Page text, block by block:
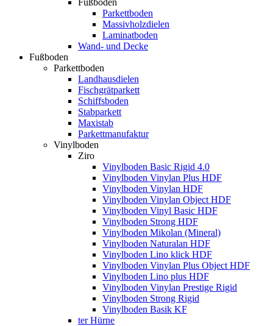
Parkettboden
Massivholzdielen
Laminatboden
Wand- und Decke
Fußboden
Parkettboden
Landhausdielen
Fischgrätparkett
Schiffsboden
Stabparkett
Maxistab
Parkettmanufaktur
Vinylboden
Ziro
Vinylboden Basic Rigid 4.0
Vinylboden Vinylan Plus HDF
Vinylboden Vinylan HDF
Vinylboden Vinylan Object HDF
Vinylboden Vinyl Basic HDF
Vinylboden Strong HDF
Vinylboden Mikolan (Mineral)
Vinylboden Naturalan HDF
Vinylboden Lino klick HDF
Vinylboden Vinylan Plus Object HDF
Vinylboden Lino plus HDF
Vinylboden Vinylan Prestige Rigid
Vinylboden Strong Rigid
Vinylboden Basik KF
ter Hürne